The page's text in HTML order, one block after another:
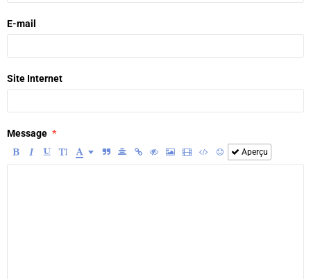
E-mail
Site Internet
Message
Aperçu